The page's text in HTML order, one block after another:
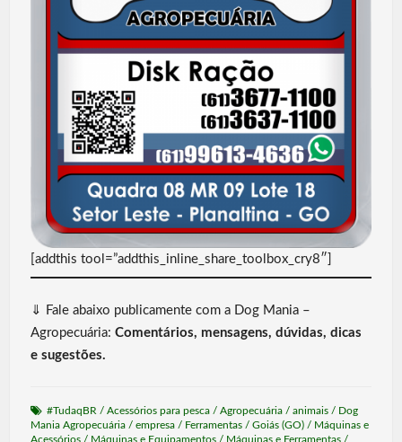
[addthis tool=”addthis_inline_share_toolbox_cry8″]
⇓ Fale abaixo publicamente com a Dog Mania –
Agropecuária: Comentários, mensagens, dúvidas, dicas
e sugestões.
#TudaqBR / Acessórios para pesca/ Agropecuária/ animais/ Dog
Mania Agropecuária/ empresa/ Ferramentas/ Goiás (GO)/ Máquinas e
Acessórios/ Máquinas e Equipamentos/ Máquinas e Ferramentas/